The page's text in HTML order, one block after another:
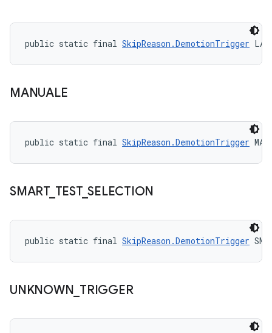
public static final SkipReason.DemotionTrigger
MANUALE
public static final SkipReason.DemotionTrigger
SMART_ TEST_SELECTION
public static final SkipReason.DemotionTrigger
UNKNOWN TRIGGER